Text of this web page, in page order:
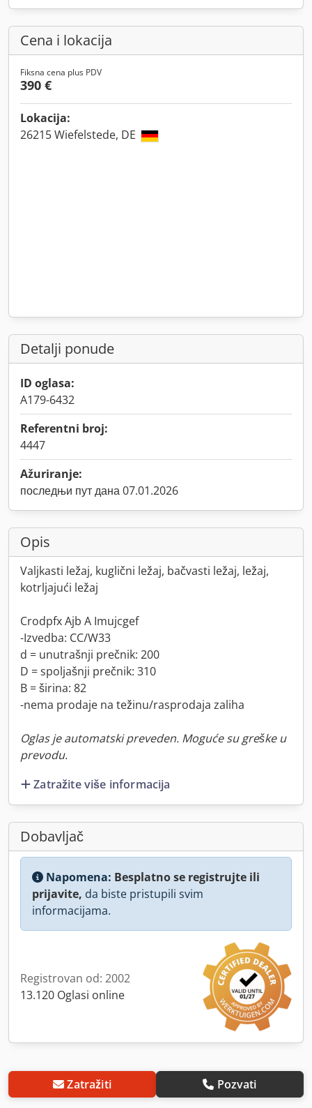
Cena i lokacija
Fiksna cena plus PDV
390 €
Lokacija:
26215 Wiefelstede, DE
Detalji ponude
ID oglasa:
A179-6432
Referentni broj:
4447
Ažuriranje:
последњи пут дана 07.01.2026
Opis
Valjkasti ležaj, kuglični ležaj, bačvasti ležaj, ležaj,
kotrljajući ležaj
Crodpfx Ajb A Imujcgef
-Izvedba: CC/W33
d = unutrašnji prečnik: 200
D = spoljašnji prečnik: 310
B = širina: 82
-nema prodaje na težinu/rasprodaja zaliha
Oglas je automatski preveden. Moguće su greške u
prevodu.
Zatražite više informacija
Dobavljač
Napomena: Besplatno se registrujte ili
prijavite, da biste pristupili svim
informacijama.
Registrovan od: 2002
13.120 Oglasi online
Zatražiti Pozvati